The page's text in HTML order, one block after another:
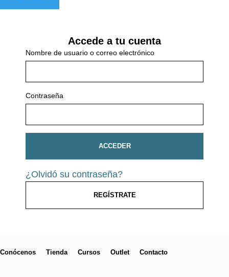
Accede a tu cuenta
Nombre de usuario o correo electrónico
Contraseña
ACCEDER
¿Olvidó su contraseña?
REGÍSTRATE
Conócenos Tienda Cursos Outlet Contacto